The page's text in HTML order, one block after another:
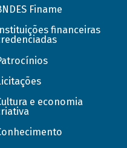
Finame
Instituições financeiras
e economia